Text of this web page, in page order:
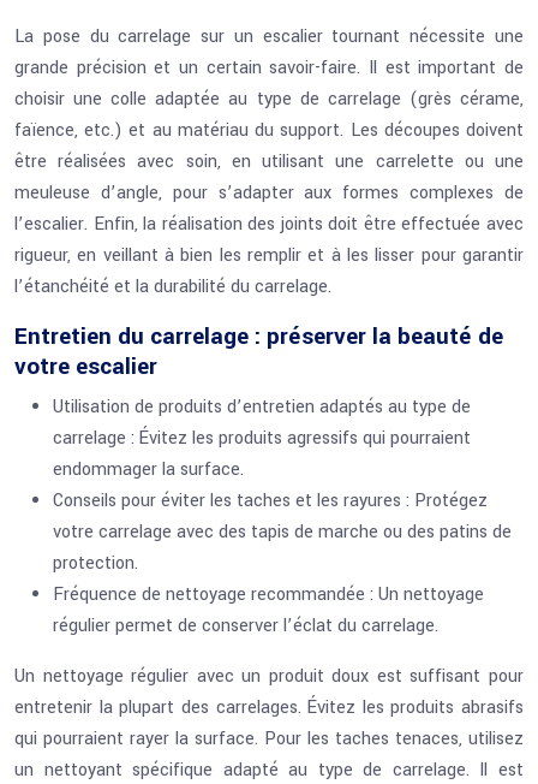
La pose du carrelage sur un escalier tournant nécessite une
grande précision et un certain savoir-faire. Il est important de
choisir une colle adaptée au type de carrelage (grès cérame,
faïence, etc.) et au matériau du support. Les découpes doivent
être réalisées avec soin, en utilisant une carrelette ou une
meuleuse d’angle, pour s’adapter aux formes complexes de
l’escalier. Enfin, la réalisation des joints doit être effectuée avec
rigueur, en veillant à bien les remplir et à les lisser pour garantir
l’étanchéité et la durabilité du carrelage.
Entretien du carrelage : préserver la beauté de
votre escalier
Utilisation de produits d’entretien adaptés au type de
carrelage : Évitez les produits agressifs qui pourraient
endommager la surface.
Conseils pour éviter les taches et les rayures : Protégez
votre carrelage avec des tapis de marche ou des patins de
protection.
Fréquence de nettoyage recommandée : Un nettoyage
régulier permet de conserver l’éclat du carrelage.
Un nettoyage régulier avec un produit doux est suffisant pour
entretenir la plupart des carrelages. Évitez les produits abrasifs
qui pourraient rayer la surface. Pour les taches tenaces, utilisez
un nettoyant spécifique adapté au type de carrelage. Il est